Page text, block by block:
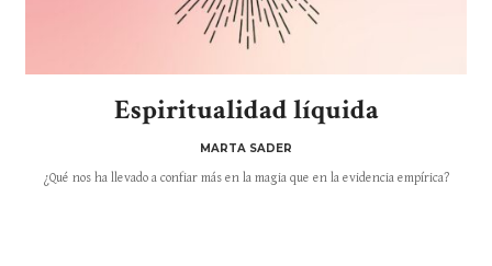
Espiritualidad líquida
MARTA SADER
¿Qué nos ha llevado a confiar más en la magia que en la evidencia empírica?